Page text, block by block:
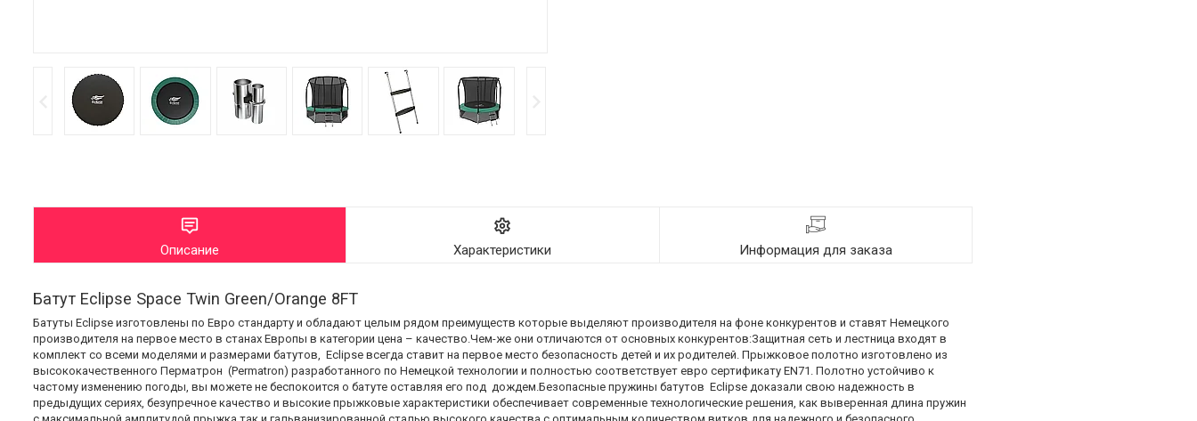
Описание Характеристики Информация для заказа
Батут Eclipse Space Twin Green/Orange 8FT
Батуты Eclipse изготовлены по Евро стандарту и обладают целым рядом преимуществ которые выделяют производителя на фоне конкурентов и ставят Немецкого
производителя на первое место в станах Европы в категории цена – качество.Чем-же они отличаются от основных конкурентов:Защитная сеть и лестница входят в
комплект со всеми моделями и размерами батутов, Eclipse всегда ставит на первое место безопасность детей и их родителей. Прыжковое полотно изготовлено из
высококачественного Перматрон (Permatron) разработанного по Немецкой технологии и полностью соответствует евро сертификату EN71. Полотно устойчиво к
частому изменению погоды, вы можете не беспокоится о батуте оставляя его под дождем.Безопасные пружины батутов Eclipse доказали свою надежность в
предыдущих сериях, безупречное качество и высокие прыжковые характеристики обеспечивает современные технологические решения, как выверенная длина пружин